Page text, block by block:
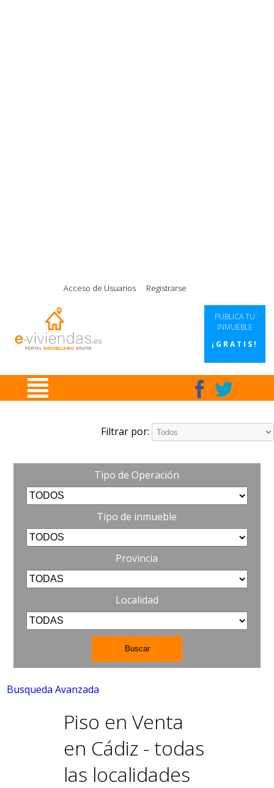
Acceso de Usuarios Registrarse
PUBLICA TU
INMUEBLE
¡GRATIS!
Filtrar por:
Tipo de Operación
Tipo de inmueble
Provincia
Localidad
Busqueda Avanzada
Piso en Venta
en Cádiz - todas
las localidades